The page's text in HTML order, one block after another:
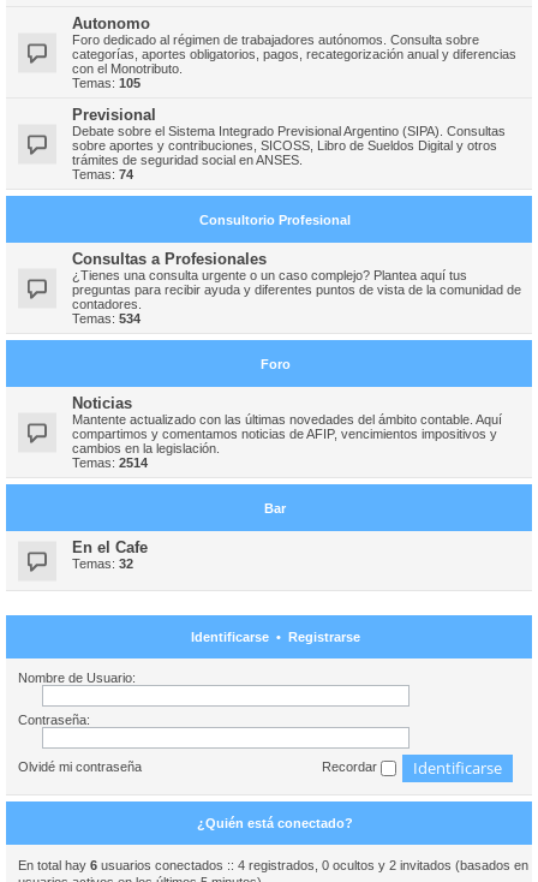
Autonomo
Foro dedicado al régimen de trabajadores autónomos. Consulta sobre
categorías, aportes obligatorios, pagos, recategorización anual y diferencias
con el Monotributo.
Temas: 105
Previsional
Debate sobre el Sistema Integrado Previsional Argentino (SIPA). Consultas
sobre aportes y contribuciones, SICOSS, Libro de Sueldos Digital y otros
trámites de seguridad social en ANSES.
Temas: 74
Consultorio Profesional
Consultas a Profesionales
¿Tienes una consulta urgente o un caso complejo? Plantea aquí tus
preguntas para recibir ayuda y diferentes puntos de vista de la comunidad de
contadores.
Temas: 534
Foro
Noticias
Mantente actualizado con las últimas novedades del ámbito contable. Aquí
compartimos y comentamos noticias de AFIP, vencimientos impositivos y
cambios en la legislación.
Temas: 2514
Bar
En el Cafe
Temas: 32
Identificarse• Registrarse
Nombre de Usuario:
Contraseña:
Olvidé mi contraseña Recordar
¿Quién está conectado?
En total hay 6 usuarios conectados :: 4 registrados, 0 ocultos y 2 invitados (basados en